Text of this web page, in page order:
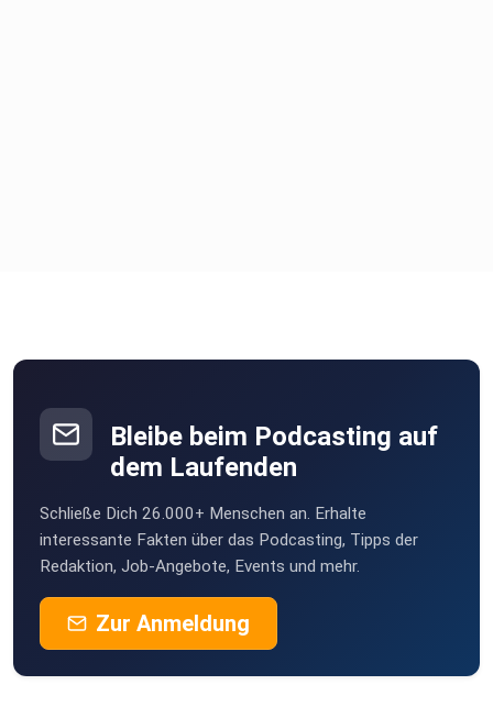
Bleibe beim Podcasting auf
dem Laufenden
Schließe Dich 26.000+ Menschen an. Erhalte
interessante Fakten über das Podcasting, Tipps der
Redaktion, Job-Angebote, Events und mehr.
Zur Anmeldung